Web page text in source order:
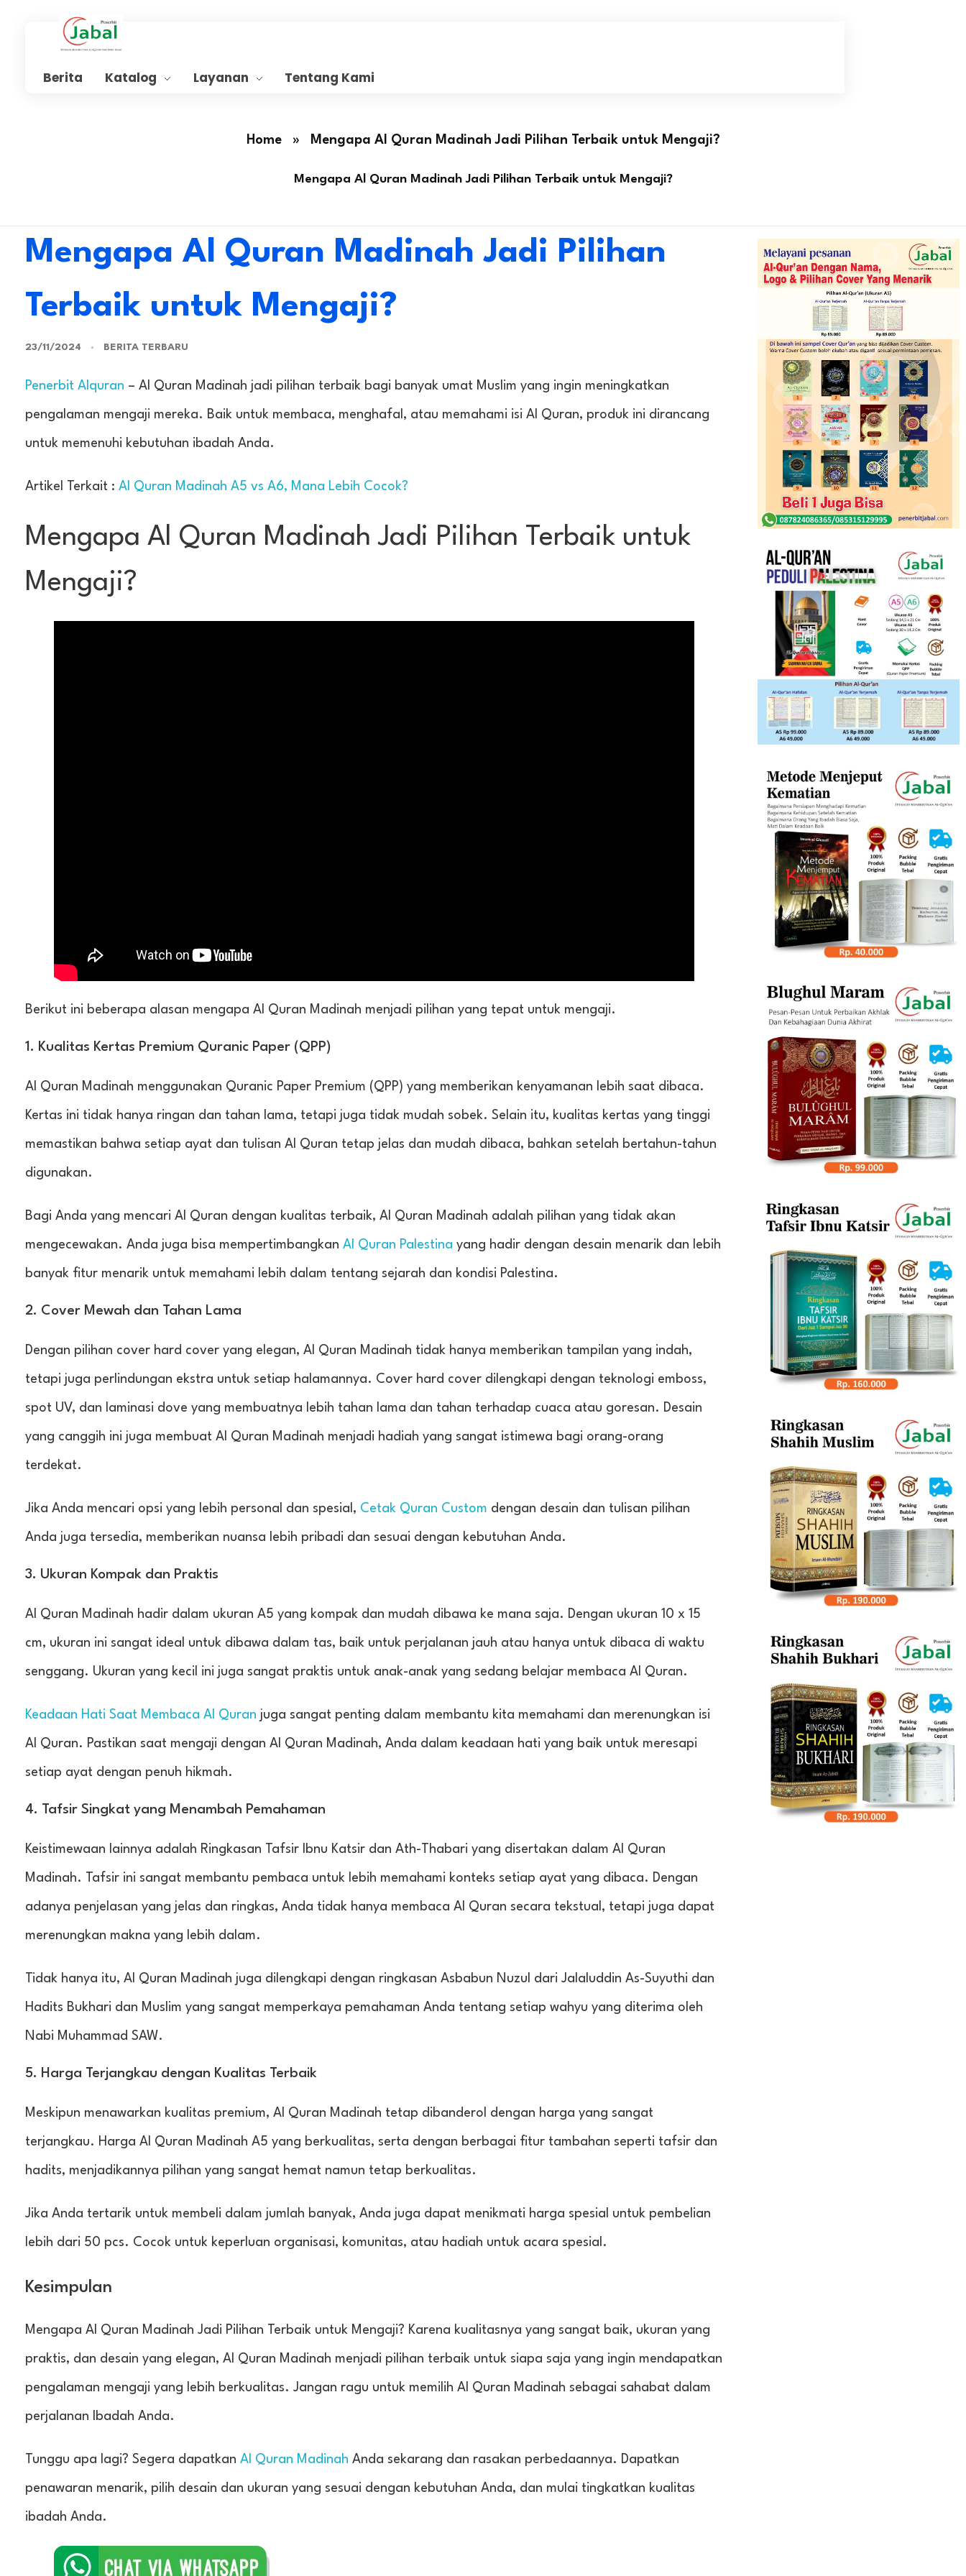
Berita Katalog Layanan Tentang Kami
Home » Mengapa Al Quran Madinah Jadi Pilihan Terbaik untuk Mengaji?
Mengapa Al Quran Madinah Jadi Pilihan Terbaik untuk Mengaji?
Mengapa Al Quran Madinah Jadi Pilihan
Terbaik untuk Mengaji?
23/11/2024 BERITA TERBARU
Penerbit Alquran – Al Quran Madinah jadi pilihan terbaik bagi banyak umat Muslim yang ingin meningkatkan
pengalaman mengaji mereka. Baik untuk membaca, menghafal, atau memahami isi Al Quran, produk ini dirancang
untuk memenuhi kebutuhan ibadah Anda.
Artikel Terkait : Al Quran Madinah A5 vs A6, Mana Lebih Cocok?
Mengapa Al Quran Madinah Jadi Pilihan Terbaik untuk
Mengaji?
Berikut ini beberapa alasan mengapa Al Quran Madinah menjadi pilihan yang tepat untuk mengaji.
1. Kualitas Kertas Premium Quranic Paper (QPP)
Al Quran Madinah menggunakan Quranic Paper Premium (QPP) yang memberikan kenyamanan lebih saat dibaca.
Kertas ini tidak hanya ringan dan tahan lama, tetapi juga tidak mudah sobek. Selain itu, kualitas kertas yang tinggi
memastikan bahwa setiap ayat dan tulisan Al Quran tetap jelas dan mudah dibaca, bahkan setelah bertahun-tahun
digunakan.
Bagi Anda yang mencari Al Quran dengan kualitas terbaik, Al Quran Madinah adalah pilihan yang tidak akan
mengecewakan. Anda juga bisa mempertimbangkan Al Quran Palestina yang hadir dengan desain menarik dan lebih
banyak fitur menarik untuk memahami lebih dalam tentang sejarah dan kondisi Palestina.
2. Cover Mewah dan Tahan Lama
Dengan pilihan cover hard cover yang elegan, Al Quran Madinah tidak hanya memberikan tampilan yang indah,
tetapi juga perlindungan ekstra untuk setiap halamannya. Cover hard cover dilengkapi dengan teknologi emboss,
spot UV, dan laminasi dove yang membuatnya lebih tahan lama dan tahan terhadap cuaca atau goresan. Desain
yang canggih ini juga membuat Al Quran Madinah menjadi hadiah yang sangat istimewa bagi orang-orang
terdekat.
Jika Anda mencari opsi yang lebih personal dan spesial, Cetak Quran Custom dengan desain dan tulisan pilihan
Anda juga tersedia, memberikan nuansa lebih pribadi dan sesuai dengan kebutuhan Anda.
3. Ukuran Kompak dan Praktis
Al Quran Madinah hadir dalam ukuran A5 yang kompak dan mudah dibawa ke mana saja. Dengan ukuran 10 x 15
cm, ukuran ini sangat ideal untuk dibawa dalam tas, baik untuk perjalanan jauh atau hanya untuk dibaca di waktu
senggang. Ukuran yang kecil ini juga sangat praktis untuk anak-anak yang sedang belajar membaca Al Quran.
Keadaan Hati Saat Membaca Al Quran juga sangat penting dalam membantu kita memahami dan merenungkan isi
Al Quran. Pastikan saat mengaji dengan Al Quran Madinah, Anda dalam keadaan hati yang baik untuk meresapi
setiap ayat dengan penuh hikmah.
4. Tafsir Singkat yang Menambah Pemahaman
Keistimewaan lainnya adalah Ringkasan Tafsir Ibnu Katsir dan Ath-Thabari yang disertakan dalam Al Quran
Madinah. Tafsir ini sangat membantu pembaca untuk lebih memahami konteks setiap ayat yang dibaca. Dengan
adanya penjelasan yang jelas dan ringkas, Anda tidak hanya membaca Al Quran secara tekstual, tetapi juga dapat
merenungkan makna yang lebih dalam.
Tidak hanya itu, Al Quran Madinah juga dilengkapi dengan ringkasan Asbabun Nuzul dari Jalaluddin As-Suyuthi dan
Hadits Bukhari dan Muslim yang sangat memperkaya pemahaman Anda tentang setiap wahyu yang diterima oleh
Nabi Muhammad SAW.
5. Harga Terjangkau dengan Kualitas Terbaik
Meskipun menawarkan kualitas premium, Al Quran Madinah tetap dibanderol dengan harga yang sangat
terjangkau. Harga Al Quran Madinah A5 yang berkualitas, serta dengan berbagai fitur tambahan seperti tafsir dan
hadits, menjadikannya pilihan yang sangat hemat namun tetap berkualitas.
Jika Anda tertarik untuk membeli dalam jumlah banyak, Anda juga dapat menikmati harga spesial untuk pembelian
lebih dari 50 pcs. Cocok untuk keperluan organisasi, komunitas, atau hadiah untuk acara spesial.
Kesimpulan
Mengapa Al Quran Madinah Jadi Pilihan Terbaik untuk Mengaji? Karena kualitasnya yang sangat baik, ukuran yang
praktis, dan desain yang elegan, Al Quran Madinah menjadi pilihan terbaik untuk siapa saja yang ingin mendapatkan
pengalaman mengaji yang lebih berkualitas. Jangan ragu untuk memilih Al Quran Madinah sebagai sahabat dalam
perjalanan Ibadah Anda.
Tunggu apa lagi? Segera dapatkan Al Quran Madinah Anda sekarang dan rasakan perbedaannya. Dapatkan
penawaran menarik, pilih desain dan ukuran yang sesuai dengan kebutuhan Anda, dan mulai tingkatkan kualitas
ibadah Anda.